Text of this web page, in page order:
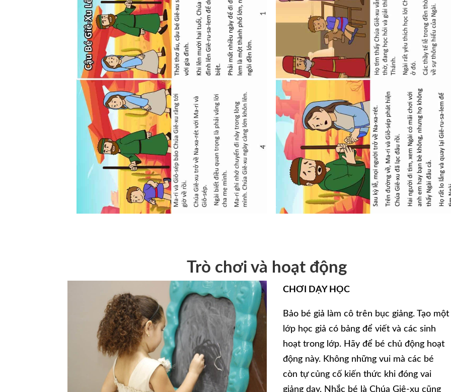
Trò chơi và hoạt động
CHƠI DẠY HỌC
Bảo bé giả làm cô trên bục giảng. Tạo một
lớp học giả có bảng để viết và các sinh
hoạt trong lớp. Hãy để bé chủ động hoạt
động này. Không những vui mà các bé
còn tự củng cố kiến thức khi đóng vai
giảng dạy. Nhắc bé là Chúa Giê-xu cũng